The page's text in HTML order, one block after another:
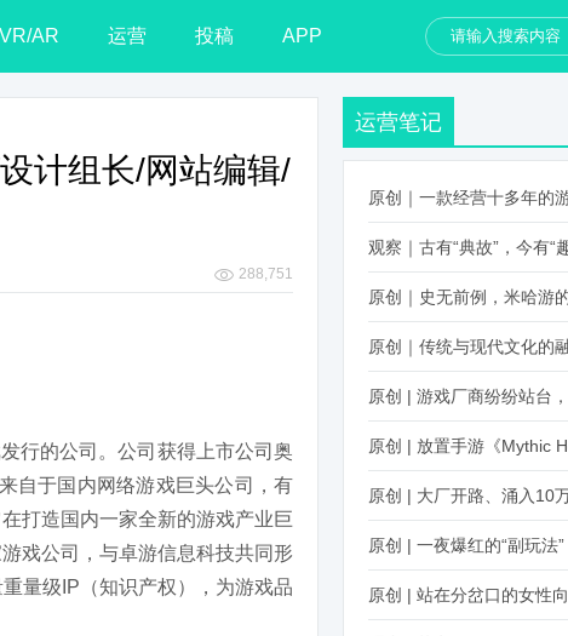
VR/AR 运营 投稿 APP
计组长/网站编辑/
288,751
行的公司。公司获得上市公司奥
自于国内网络游戏巨头公司，有
打造国内一家全新的游戏产业巨
戏公司，与卓游信息科技共同形
量级IP（知识产权），为游戏品
运营笔记